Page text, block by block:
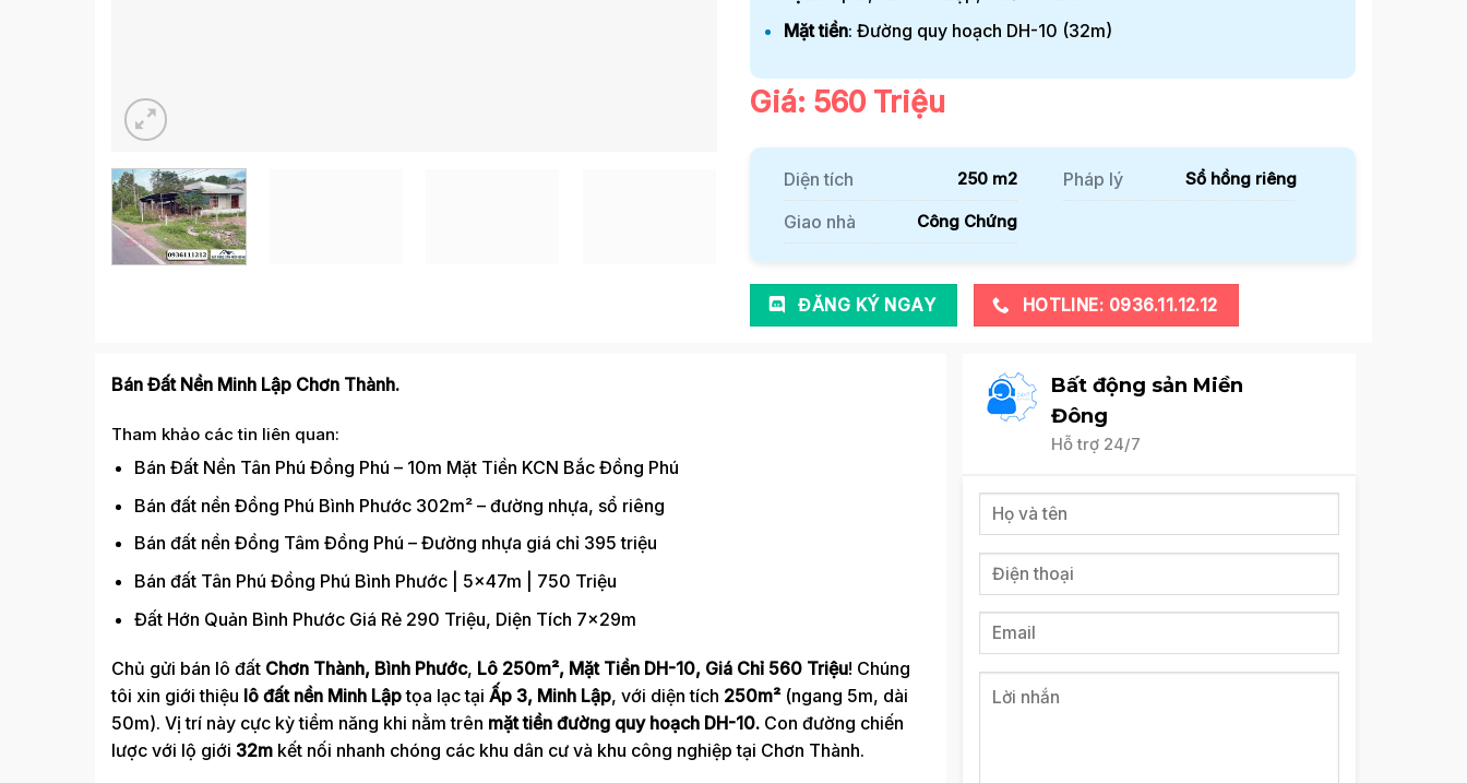
Mặt tiền: Đường quy hoạch DH-10 (32m)
Giá: 560 Triệu
Diện tích 250 m2 Pháp lý Sổ hồng riêng
Giao nhà
Công Chứng
Ngay
ĐĂNG KÝ NGAY HOTLINE: 0936.11.12.12
Bán Đất Nền Minh Lập Chơn Thành.
Tham khảo các tin liên quan:
Bán Đất Nền Tân Phú Đồng Phú – 10m Mặt Tiền KCN Bắc Đồng Phú
Bán đất nền Đồng Phú Bình Phước 302m² – đường nhựa, sổ riêng
Bán đất nền Đồng Tâm Đồng Phú – Đường nhựa giá chỉ 395 triệu
Bán đất Tân Phú Đồng Phú Bình Phước | 5x47m | 750 Triệu
Đất Hớn Quản Bình Phước Giá Rẻ 290 Triệu, Diện Tích 7x29m
Chủ gửi bán lô đất Chơn Thành, Bình Phước, Lô 250m², Mặt Tiền DH-10, Giá Chỉ 560 Triệu! Chúng
tôi xin giới thiệu lô đất nền Minh Lậptọa lạc tại Ấp 3, Minh Lập, với diện tích 250m² (ngang 5m, dài
50m). Vị trí này cực kỳ tiềm năng khi nằm trên mặt tiền đường quy hoạch DH-10. Con đường chiến
lược với lộ giới 32m kết nối nhanh chóng các khu dân cư và khu công nghiệp tại Chơn Thành.
Bất động sản Miền
Đông
Hỗ trợ 24/7